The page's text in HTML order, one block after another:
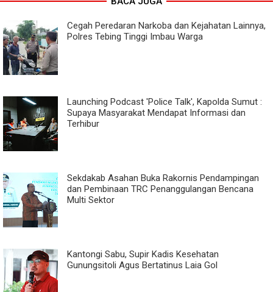
Cegah Peredaran Narkoba dan Kejahatan Lainnya,
Polres Tebing Tinggi Imbau Warga
Launching Podcast 'Police Talk', Kapolda Sumut :
Supaya Masyarakat Mendapat Informasi dan
Terhibur
Sekdakab Asahan Buka Rakornis Pendampingan
dan Pembinaan TRC Penanggulangan Bencana
Multi Sektor
Kantongi Sabu, Supir Kadis Kesehatan
Gunungsitoli Agus Bertatinus Laia Gol